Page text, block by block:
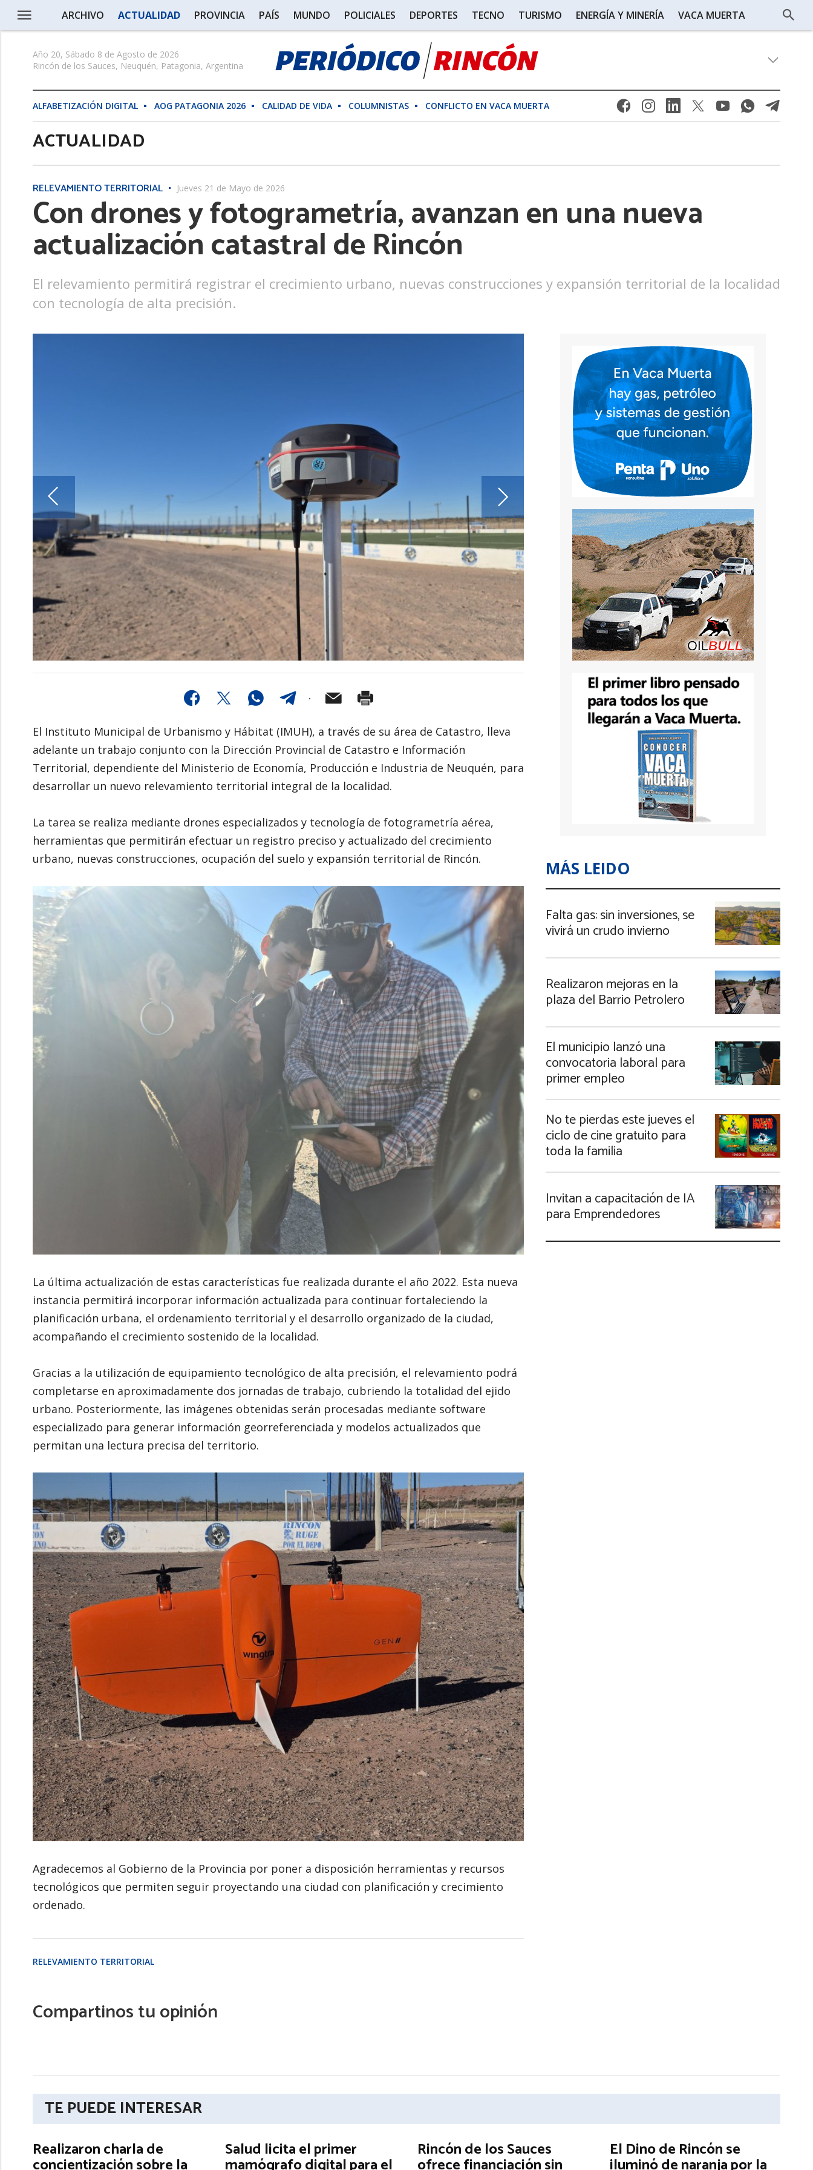
ARCHIVO ACTUALIDAD PROVINCIA PAÍS MUNDO POLICIALES DEPORTES TECNO TURISMO ENERGÍA Y MINERÍA VACA MUERTA
Año 20, Sábado 8 de Agosto de 2026
Rincón de los Sauces, Neuquén, Patagonia, Argentina
ALFABETIZACIÓN DIGITAL AOG PATAGONIA 2026 CALIDAD DE VIDA COLUMNISTAS CONFLICTO EN VACA MUERTA
ACTUALIDAD
RELEVAMIENTO TERRITORIAL Jueves 21 de Mayo de 2026
Con drones y fotogrametría, avanzan en una nueva
actualización catastral de Rincón
El relevamiento permitirá registrar el crecimiento urbano, nuevas construcciones y expansión territorial de la localidad
con tecnología de alta precisión.
El Instituto Municipal de Urbanismo y Hábitat (IMUH), a través de su área de Catastro, lleva
adelante un trabajo conjunto con la Dirección Provincial de Catastro e Información
Territorial, dependiente del Ministerio de Economía, Producción e Industria de Neuquén, para
desarrollar un nuevo relevamiento territorial integral de la localidad.
La tarea se realiza mediante drones especializados y tecnología de fotogrametría aérea,
herramientas que permitirán efectuar un registro preciso y actualizado del crecimiento
urbano, nuevas construcciones, ocupación del suelo y expansión territorial de Rincón.
La última actualización de estas características fue realizada durante el año 2022. Esta nueva
instancia permitirá incorporar información actualizada para continuar fortaleciendo la
planificación urbana, el ordenamiento territorial y el desarrollo organizado de la ciudad,
acompañando el crecimiento sostenido de la localidad.
Gracias a la utilización de equipamiento tecnológico de alta precisión, el relevamiento podrá
completarse en aproximadamente dos jornadas de trabajo, cubriendo la totalidad del ejido
urbano. Posteriormente, las imágenes obtenidas serán procesadas mediante software
especializado para generar información georreferenciada y modelos actualizados que
permitan una lectura precisa del territorio.
Agradecemos al Gobierno de la Provincia por poner a disposición herramientas y recursos
tecnológicos que permiten seguir proyectando una ciudad con planificación y crecimiento
ordenado.
RELEVAMIENTO TERRITORIAL
Compartinos tu opinión
MÁS LEIDO
Falta gas: sin inversiones, se
vivirá un crudo invierno
Realizaron mejoras en la
plaza del Barrio Petrolero
El municipio lanzó una
convocatoria laboral para
primer empleo
No te pierdas este jueves el
ciclo de cine gratuito para
toda la familia
Invitan a capacitación de IA
para Emprendedores
TE PUEDE INTERESAR
Realizaron charla de Salud licita el primer Rincón de los Sauces El Dino de Rincón se